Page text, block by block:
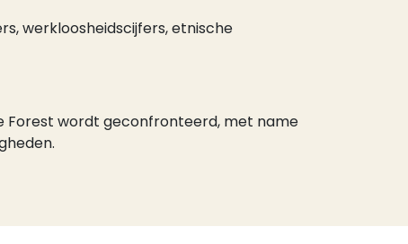
werkloosheidscijfers, etnische
Forest wordt geconfronteerd, met name